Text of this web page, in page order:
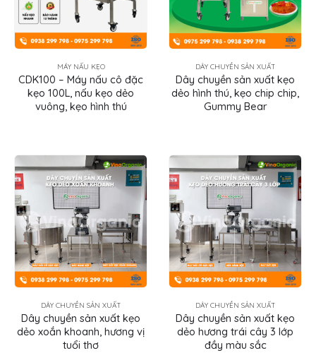
MÁY NẤU KẸO
CDK100 – Máy nấu cô đặc
kẹo 100L, nấu kẹo dẻo
vuông, kẹo hình thú
DÂY CHUYỀN SẢN XUẤT
Dây chuyền sản xuất kẹo
dẻo hình thú, kẹo chip chip,
Gummy Bear
DÂY CHUYỀN SẢN XUẤT
Dây chuyền sản xuất kẹo
dẻo xoắn khoanh, hương vị
tuổi thơ
DÂY CHUYỀN SẢN XUẤT
Dây chuyền sản xuất kẹo
dẻo hương trái cây 3 lớp
đầy màu sắc